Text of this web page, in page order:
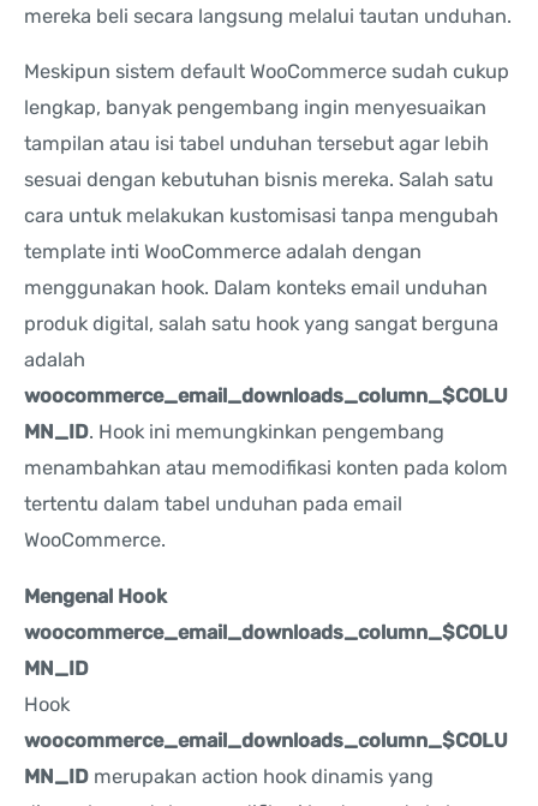
mereka beli secara langsung melalui tautan unduhan.
Meskipun sistem default WooCommerce sudah cukup
lengkap, banyak pengembang ingin menyesuaikan
tampilan atau isi tabel unduhan tersebut agar lebih
sesuai dengan kebutuhan bisnis mereka. Salah satu
cara untuk melakukan kustomisasi tanpa mengubah
template inti WooCommerce adalah dengan
menggunakan hook. Dalam konteks email unduhan
produk digital, salah satu hook yang sangat berguna
adalah
woocommerce_email_downloads_column_$COLU
MN_ID. Hook ini memungkinkan pengembang
menambahkan atau memodifikasi konten pada kolom
tertentu dalam tabel unduhan pada email
WooCommerce.
Mengenal Hook
woocommerce_email_downloads_column_$COLU
MN_ID
Hook
woocommerce_email_downloads_column_$COLU
MN_ID merupakan action hook dinamis yang